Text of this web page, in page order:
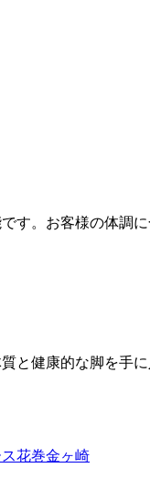
す。お客様の体調
と健康的な脚を手
花巻金ヶ崎